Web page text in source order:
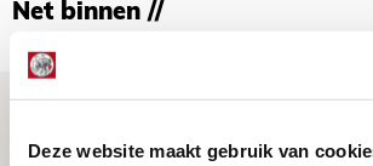
Deze website maakt gebruik van
Net binnen //
de Johan Cruijff Arena?